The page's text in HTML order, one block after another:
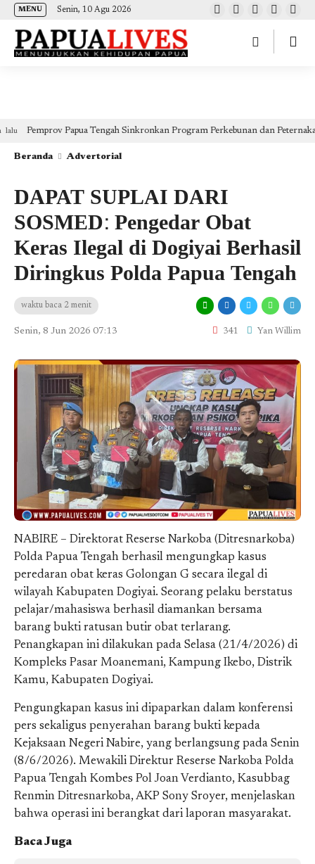
(self.SWG_BASIC = self.SWG_BASIC || []).push( basicSubscriptions => {
basicSubscriptions.init({ type: "NewsArticle", isPartOfType: ["Product"], isPartOfProductId:
DIRECT, d4c29acad76ce94f google.com, pub-2441454515104767, DIRECT, f08c47fec0942fa0
google.com, pub-2441454515104767, RESELLER, f08c47fec0942fa0
MENU Senin, 10 Agu 2026
Papua Tengah Sinkronkan Program Perkebunan dan Peternakan untuk
Beranda Advertorial
DAPAT SUPLAI DARI
SOSMED: Pengedar Obat
Keras Ilegal di Dogiyai Berhasil
Diringkus Polda Papua Tengah
waktu baca 2 menit
Senin, 8 Jun 2026 07:13 341 Yan Willim
NABIRE – Direktorat Reserse Narkoba (Ditresnarkoba)
Polda Papua Tengah berhasil mengungkap kasus
peredaran obat keras Golongan G secara ilegal di
wilayah Kabupaten Dogiyai. Seorang pelaku berstatus
pelajar/mahasiswa berhasil diamankan bersama
barang bukti ratusan butir obat terlarang.
Penangkapan ini dilakukan pada Selasa (21/4/2026) di
Kompleks Pasar Moanemani, Kampung Ikebo, Distrik
Kamu, Kabupaten Dogiyai.
Pengungkapan kasus ini dipaparkan dalam konferensi
pers sekaligus penyerahan barang bukti kepada
Kejaksaan Negeri Nabire, yang berlangsung pada Senin
(8/6/2026). Mewakili Direktur Reserse Narkoba Polda
Papua Tengah Kombes Pol Joan Verdianto, Kasubbag
Renmin Ditresnarkoba, AKP Sony Sroyer, menjelaskan
bahwa operasi ini berangkat dari laporan masyarakat.
Baca Juga